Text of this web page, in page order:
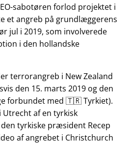
sabotøren forlod projektet i
et angreb på grundlæggerens
jul i 2019, som involverede
i den hollandske
terrorangreb i New Zealand
den 15. marts 2019 og den
forbundet med 🇹🇷 Tyrkiet).
Utrecht af en tyrkisk
tyrkiske præsident Recep
af angrebet i Christchurch